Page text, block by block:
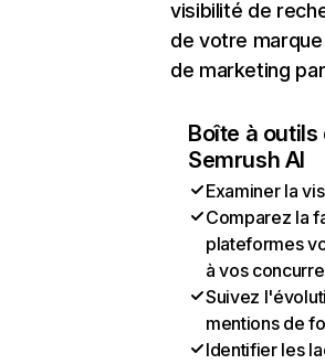
visibilité de
de votre
de marketing
Boîte à
Semrush AI
Examiner la
Comparez la
plateformes
à vos
Suivez
mentions de
Identifier les